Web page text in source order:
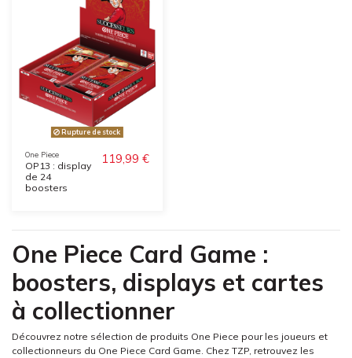
Rupture de stock
One Piece
OP13 : display
de 24
boosters
119,99 €
One Piece Card Game :
boosters, displays et cartes
à collectionner
Découvrez notre sélection de produits One Piece pour les joueurs et
collectionneurs du One Piece Card Game. Chez TZP, retrouvez les